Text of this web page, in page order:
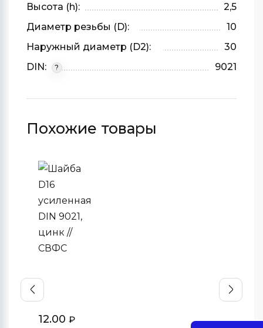
Высота (h):
2,5
Диаметр резьбы (D):
10
Наружный диаметр (D2):
30
DIN:
? 9021
Похожие товары
12.00 ₽